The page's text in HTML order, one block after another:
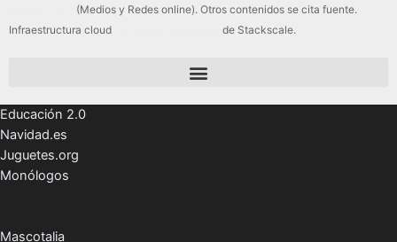
(Medios y Redes online). Otros contenidos se cita fuente.
Infraestructura cloud
de Stackscale.
Educación 2.0
Navidad.es
Juguetes.org
Monólogos
Mascotalia